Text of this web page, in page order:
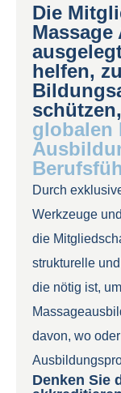
Die
helfen,
schützen,
globalen
Durch
Werkzeuge
die
strukturelle
die nötig ist,
davon, wo
Denken Sie